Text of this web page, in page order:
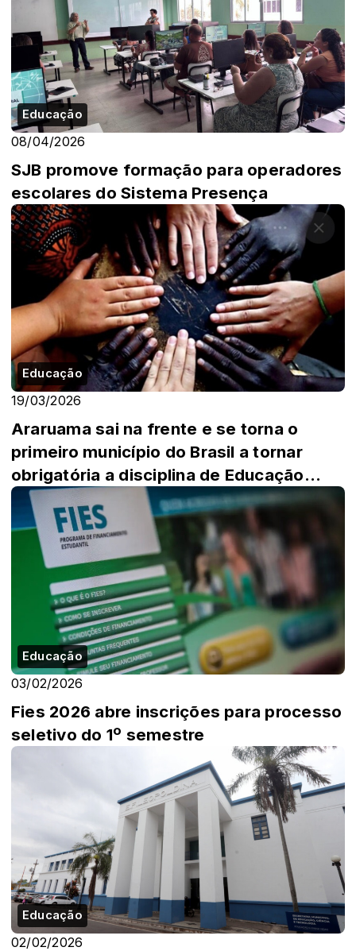
Educação
08/04/2026
SJB promove formação para operadores
escolares do Sistema Presença
Educação
19/03/2026
Araruama sai na frente e se torna o
primeiro município do Brasil a tornar
obrigatória a disciplina de Educação
Étnico...
Educação
03/02/2026
Fies 2026 abre inscrições para processo
seletivo do 1º semestre
Educação
02/02/2026